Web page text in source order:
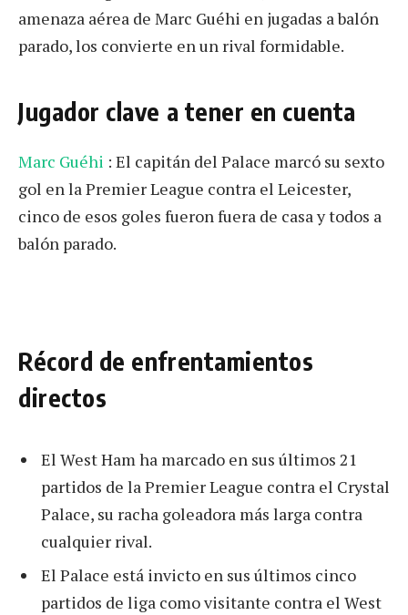
amenaza aérea de Marc Guéhi en jugadas a balón
parado, los convierte en un rival formidable.
Jugador clave a tener en cuenta
Marc Guéhi : El capitán del Palace marcó su sexto
gol en la Premier League contra el Leicester,
cinco de esos goles fueron fuera de casa y todos a
balón parado.
Récord de enfrentamientos
directos
El West Ham ha marcado en sus últimos 21
partidos de la Premier League contra el Crystal
Palace, su racha goleadora más larga contra
cualquier rival.
El Palace está invicto en sus últimos cinco
partidos de liga como visitante contra el West